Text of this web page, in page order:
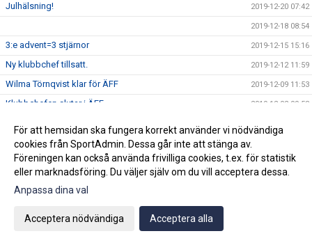
Julhälsning! 2019-12-20 07:42
2019-12-18 08:54
3:e advent=3 stjärnor 2019-12-15 15:16
Ny klubbchef tillsatt. 2019-12-12 11:59
Wilma Törnqvist klar för ÄFF 2019-12-09 11:53
Klubbchefen slutar i ÄFF 2019-12-02 09:58
Sista veckan för akademin innan vinteruppehåll
Ge bort en sportig dröm! 2019-11-22 09:50
Avslutning för ungdomslagen söndagen den 3 november
För att hemsidan ska fungera korrekt använder vi nödvändiga
cookies från SportAdmin. Dessa går inte att stänga av.
Föreningen kan också använda frivilliga cookies, t.ex. för statistik
eller marknadsföring. Du väljer själv om du vill acceptera dessa.
Anpassa dina val
Acceptera nödvändiga Acceptera alla